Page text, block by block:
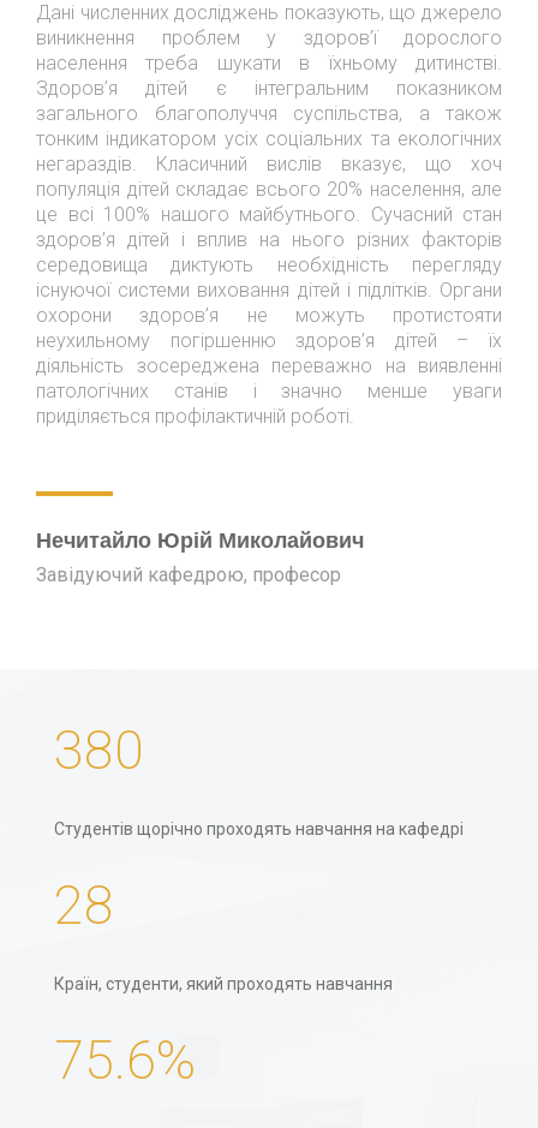
Дані численних досліджень показують, що джерело
виникнення проблем у здоров’ї дорослого
населення треба шукати в їхньому дитинстві.
Здоров’я дітей є інтегральним показником
загального благополуччя суспільства, а також
тонким індикатором усіх соціальних та екологічних
негараздів. Класичний вислів вказує, що хоч
популяція дітей складає всього 20% населення, але
це всі 100% нашого майбутнього. Сучасний стан
здоров’я дітей і вплив на нього різних факторів
середовища диктують необхідність перегляду
існуючої системи виховання дітей і підлітків. Органи
охорони здоров’я не можуть протистояти
неухильному погіршенню здоров’я дітей – їх
діяльність зосереджена переважно на виявленні
патологічних станів і значно менше уваги
приділяється профілактичній роботі.
Нечитайло Юрій Миколайович
Завідуючий кафедрою, професор
380
Студентів щорічно проходять навчання на кафедрі
28
Країн, студенти, який проходять навчання
75.6%